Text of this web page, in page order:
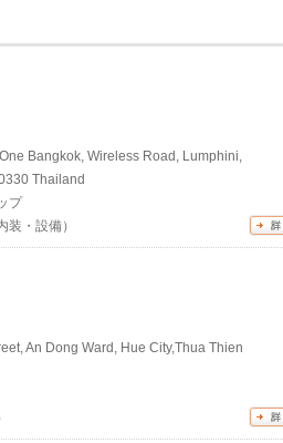
Bangkok, Wireless Road, Lumphini,
Thailand
プ
・設備）
An Dong Ward, Hue City,Thua Thien